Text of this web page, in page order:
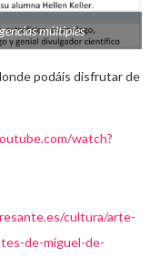
múltiples
podáis disfrutar de
watch?
cultura/arte-
de-miguel-de-